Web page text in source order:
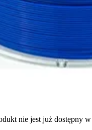
nie jest już dostępny